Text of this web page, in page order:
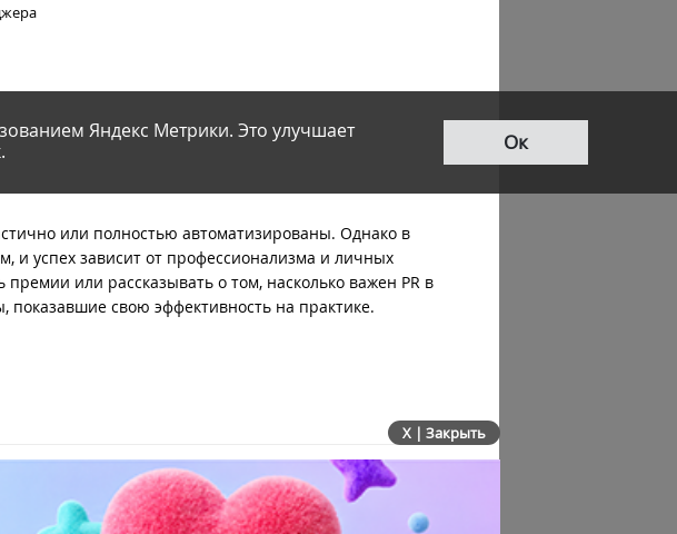
или полностью автоматизированы. Однако в
и успех зависит от профессионализма и личных
или рассказывать о том, насколько важен PR в
свою эффективность на практике.
X | Закрыть
Яндекс Метрики. Это улучшает
Ок